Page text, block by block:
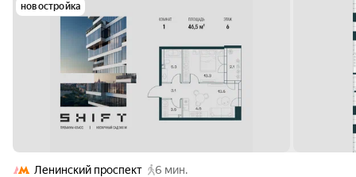
новостройка
Ленинский проспект
6 мин.